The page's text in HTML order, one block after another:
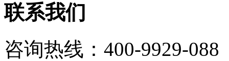
联系我们
咨询热线：400-9929-088